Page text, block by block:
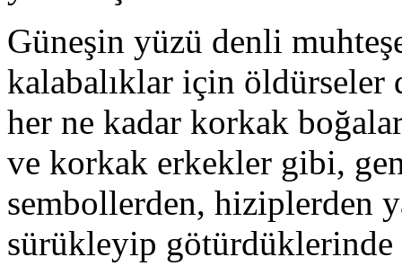
Güneşin yüzü denli
kalabalıklar için öldürseler
her ne kadar korkak
ve korkak erkekler gibi,
sembollerden, hiziplerden
sürükleyip